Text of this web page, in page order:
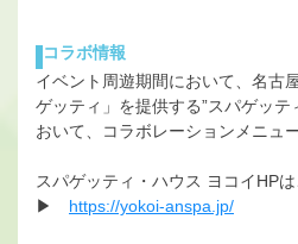
コラボ情報
イベント周遊期間において、名古
ゲッティ」を提供する”スパゲッテ
おいて、コラボレーションメニュ
スパゲッティ・ハウス ヨコイHPは
▶ https://yokoi-anspa.jp/